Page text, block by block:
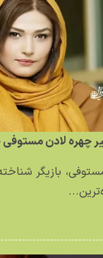
چهره لادن
بازیگر